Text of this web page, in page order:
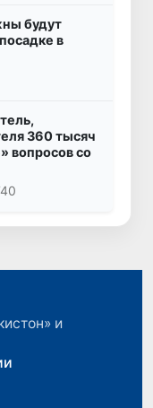
будут
в
360 тысяч
вопросов со
и